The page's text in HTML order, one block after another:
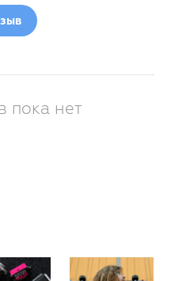
пока нет